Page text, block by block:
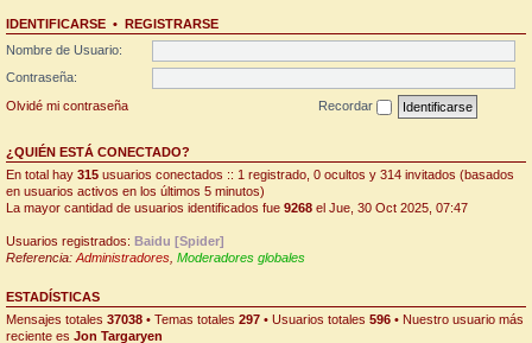
IDENTIFICARSE • REGISTRARSE
Nombre de Usuario:
Contraseña:
Olvidé mi contraseña
Recordar
¿QUIÉN ESTÁ CONECTADO?
En total hay 315 usuarios conectados :: 1 registrado, 0 ocultos y 314 invitados (basados
en usuarios activos en los últimos 5 minutos)
La mayor cantidad de usuarios identificados fue 9268 el Jue, 30 Oct 2025, 07:47
Usuarios registrados: Baidu [Spider]
Referencia: Administradores Moderadores globales
ESTADÍSTICAS
Mensajes totales 37038 • Temas totales 297 • Usuarios totales 596 • Nuestro usuario más
reciente es Jon Targaryen